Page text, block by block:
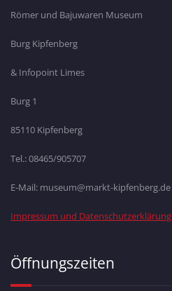
Römer und Bajuwaren Museum
Burg Kipfenberg
& Infopoint Limes
Burg 1
85110 Kipfenberg
Tel.: 08465/905707
E-Mail: museum@markt-kipfenberg.de
Impressum und Datenschutzerklärung
Öffnungszeiten